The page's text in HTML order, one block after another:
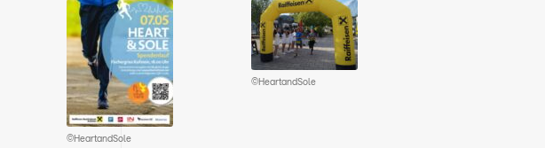
©HeartandSole
©HeartandSole